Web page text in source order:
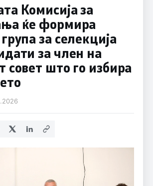
Комисија за
ќе формира
за селекција
за член на
совет што го избира